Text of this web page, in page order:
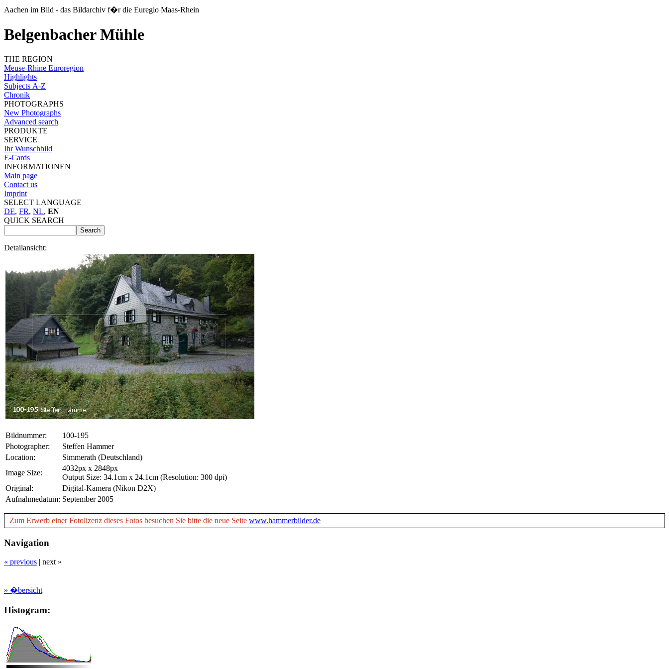
Aachen im Bild - das Bildarchiv f�r die Euregio Maas-Rhein
Belgenbacher Mühle
THE REGION
Meuse-Rhine Euroregion
Highlights
Subjects A-Z
Chronik
PHOTOGRAPHS
New Photographs
Advanced search
PRODUKTE
SERVICE
Ihr Wunschbild
E-Cards
INFORMATIONEN
Main page
Contact us
Imprint
SELECT LANGUAGE
DE, FR, NL, EN
QUICK SEARCH
Detailansicht:
Bildnummer:
100-195
Photographer:
Steffen Hammer
Location:
Simmerath (Deutschland)
Image Size:
4032px x 2848px
Output Size: 34.1cm x 24.1cm (Resolution: 300 dpi)
Original:
Digital-Kamera (Nikon D2X)
Aufnahmedatum: September 2005
Zum Erwerb einer Fotolizenz dieses Fotos besuchen Sie bitte die neue Seite www.hammerbilder.de
Navigation
« previous | next »
» �bersicht
Histogram: